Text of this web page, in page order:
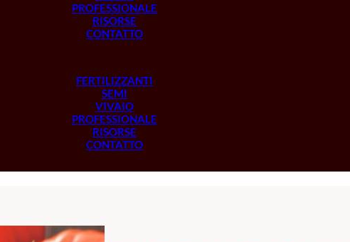
PROFESSIONALE
RISORSE
CONTATTO
FERTILIZZANTI
SEMI
VIVAIO
PROFESSIONALE
RISORSE
CONTATTO